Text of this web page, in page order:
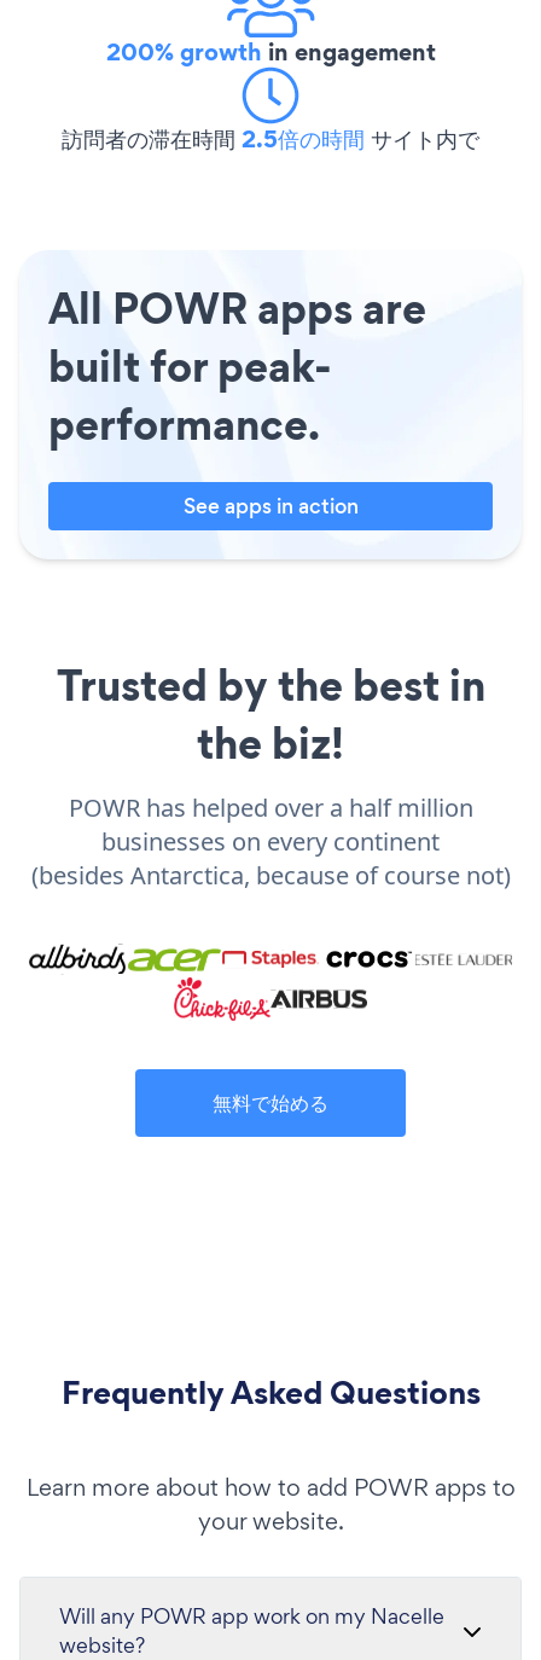
200% growth in engagement
訪問者の滞在時間 2.5倍の時間 サイト内で
All POWR apps are
built for peak-
performance.
See apps in action
Trusted by the best in
the biz!
POWR has helped over a half million
businesses on every continent
(besides Antarctica, because of course not)
無料で始める
Frequently Asked Questions
Learn more about how to add POWR apps to
your website.
Will any POWR app work on my Nacelle
website?